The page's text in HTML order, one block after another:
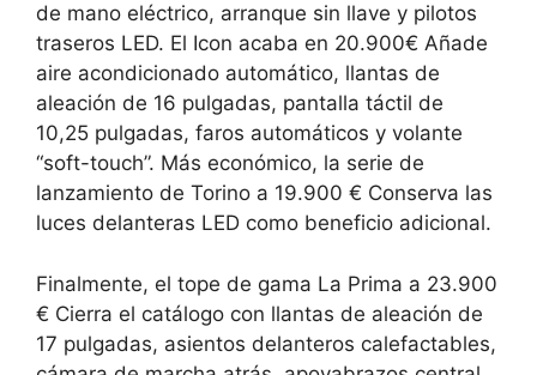
de mano eléctrico, arranque sin llave y pilotos
traseros LED. El Icon acaba en 20.900€ Añade
aire acondicionado automático, llantas de
aleación de 16 pulgadas, pantalla táctil de
10,25 pulgadas, faros automáticos y volante
“soft-touch”. Más económico, la serie de
lanzamiento de Torino a 19.900 € Conserva las
luces delanteras LED como beneficio adicional.
Finalmente, el tope de gama La Prima a 23.900
€ Cierra el catálogo con llantas de aleación de
17 pulgadas, asientos delanteros calefactables,